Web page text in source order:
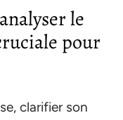
le
pour
clarifier son